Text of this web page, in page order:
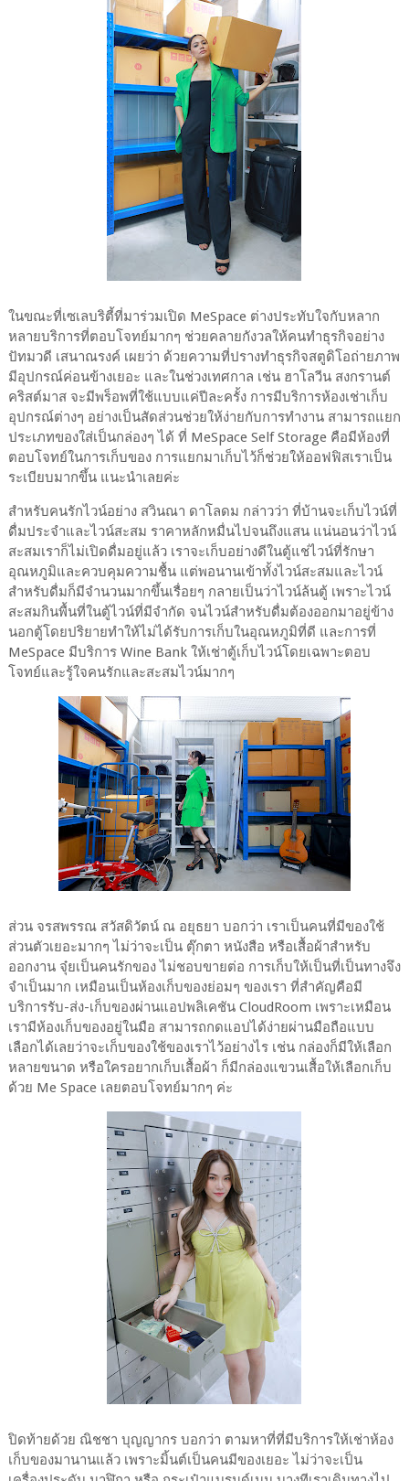
ในขณะที่เซเลบริตี้ที่มาร่วมเปิด MeSpace ต่างประทับใจกับหลาก
หลายบริการที่ตอบโจทย์มากๆ ช่วยคลายกังวลให้คนทำธุรกิจอย่าง
ปัทมวดี เสนาณรงค์ เผยว่า ด้วยความที่ปรางทำธุรกิจสตูดิโอถ่ายภาพ
มีอุปกรณ์ค่อนข้างเยอะ และในช่วงเทศกาล เช่น ฮาโลวีน สงกรานต์
คริสต์มาส จะมีพร็อพที่ใช้แบบแค่ปีละครั้ง การมีบริการห้องเช่าเก็บ
อุปกรณ์ต่างๆ อย่างเป็นสัดส่วนช่วยให้ง่ายกับการทำงาน สามารถแยก
ประเภทของใส่เป็นกล่องๆ ได้ ที่ MeSpace Self Storage คือมีห้องที่
ตอบโจทย์ในการเก็บของ การแยกมาเก็บไว้ก็ช่วยให้ออฟฟิสเราเป็น
ระเบียบมากขึ้น แนะนำเลยค่ะ
สำหรับคนรักไวน์อย่าง สวินณา ดาโลดม กล่าวว่า ที่บ้านจะเก็บไวน์ที่
ดื่มประจำและไวน์สะสม ราคาหลักหมื่นไปจนถึงแสน แน่นอนว่าไวน์
สะสมเราก็ไม่เปิดดื่มอยู่แล้ว เราจะเก็บอย่างดีในตู้แช่ไวน์ที่รักษา
อุณหภูมิและควบคุมความชื้น แต่พอนานเข้าทั้งไวน์สะสมและไวน์
สำหรับดื่มก็มีจำนวนมากขึ้นเรื่อยๆ กลายเป็นว่าไวน์ล้นตู้ เพราะไวน์
สะสมกินพื้นที่ในตู้ไวน์ที่มีจำกัด จนไวน์สำหรับดื่มต้องออกมาอยู่ข้าง
นอกตู้โดยปริยายทำให้ไม่ได้รับการเก็บในอุณหภูมิที่ดี และการที่
MeSpace มีบริการ Wine Bank ให้เช่าตู้เก็บไวน์โดยเฉพาะตอบ
โจทย์และรู้ใจคนรักและสะสมไวน์มากๆ
ส่วน จรสพรรณ สวัสดิวัตน์ ณ อยุธยา บอกว่า เราเป็นคนที่มีของใช้
ส่วนตัวเยอะมากๆ ไม่ว่าจะเป็น ตุ๊กตา หนังสือ หรือเสื้อผ้าสำหรับ
ออกงาน จุ๋ยเป็นคนรักของ ไม่ชอบขายต่อ การเก็บให้เป็นที่เป็นทางจึง
จำเป็นมาก เหมือนเป็นห้องเก็บของย่อมๆ ของเรา ที่สำคัญคือมี
บริการรับ-ส่ง-เก็บของผ่านแอปพลิเคชัน CloudRoom เพราะเหมือน
เรามีห้องเก็บของอยู่ในมือ สามารถกดแอปได้ง่ายผ่านมือถือแบบ
เลือกได้เลยว่าจะเก็บของใช้ของเราไว้อย่างไร เช่น กล่องก็มีให้เลือก
หลายขนาด หรือใครอยากเก็บเสื้อผ้า ก็มีกล่องแขวนเสื้อให้เลือกเก็บ
ด้วย Me Space เลยตอบโจทย์มากๆ ค่ะ
ปิดท้ายด้วย ณิชชา บุญญากร บอกว่า ตามหาที่ที่มีบริการให้เช่าห้อง
เก็บของมานานแล้ว เพราะมิ้นต์เป็นคนมีของเยอะ ไม่ว่าจะเป็น